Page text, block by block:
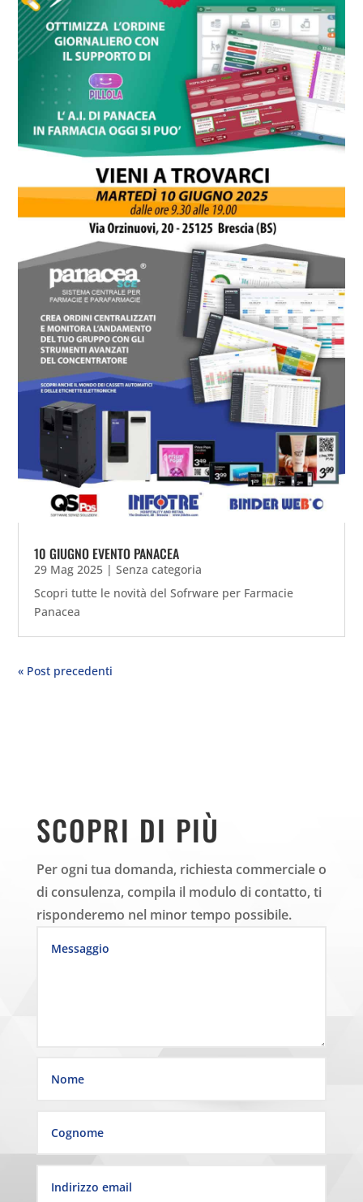
10 GIUGNO EVENTO PANACEA
29 Mag 2025 |Senza categoria
Scopri tutte le novità del Sofrware per Farmacie
Panacea
« Post precedenti
SCOPRI DI PIÙ
Per ogni tua domanda, richiesta commerciale o
di consulenza, compila il modulo di contatto, ti
risponderemo nel minor tempo possibile.